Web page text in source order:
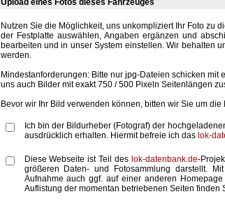
Upload eines Fotos dieses Fahrzeuges
Nutzen Sie die Möglichkeit, uns unkompliziert Ihr Foto zu
der Festplatte auswählen, Angaben ergänzen und
bearbeiten und in unser System einstellen. Wir behalten
werden.
Mindestanforderungen: Bitte nur jpg-Dateien schicken
uns auch Bilder mit exakt 750 / 500 Pixeln Seitenlängen
Bevor wir Ihr Bild verwenden können, bitten wir Sie um
Ich bin der Bildurheber (Fotograf) der
ausdrücklich erhalten. Hiermit befreie ich das lok-
Diese Webseite ist Teil des lok-datenbank.de-
größeren Daten- und Fotosammlung darstellt.
Aufnahme auch ggf. auf einer anderen
Auflistung der momentan betriebenen Seiten finden